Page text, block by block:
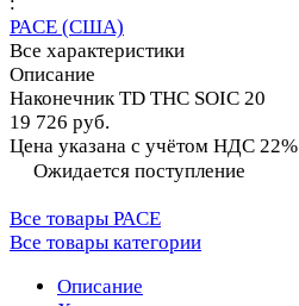
PACE (США)
Все характеристики
Описание
Наконечник TD THC SOIC 20
19 726 руб.
Цена указана с учётом НДС 22%
Ожидается поступление
Все товары PACE
Все товары категории
Описание